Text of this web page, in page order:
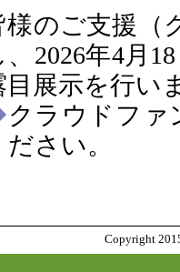
様のご支援（
、2026年4月
目展示を行い
クラウドフ
ださい。
Copyright